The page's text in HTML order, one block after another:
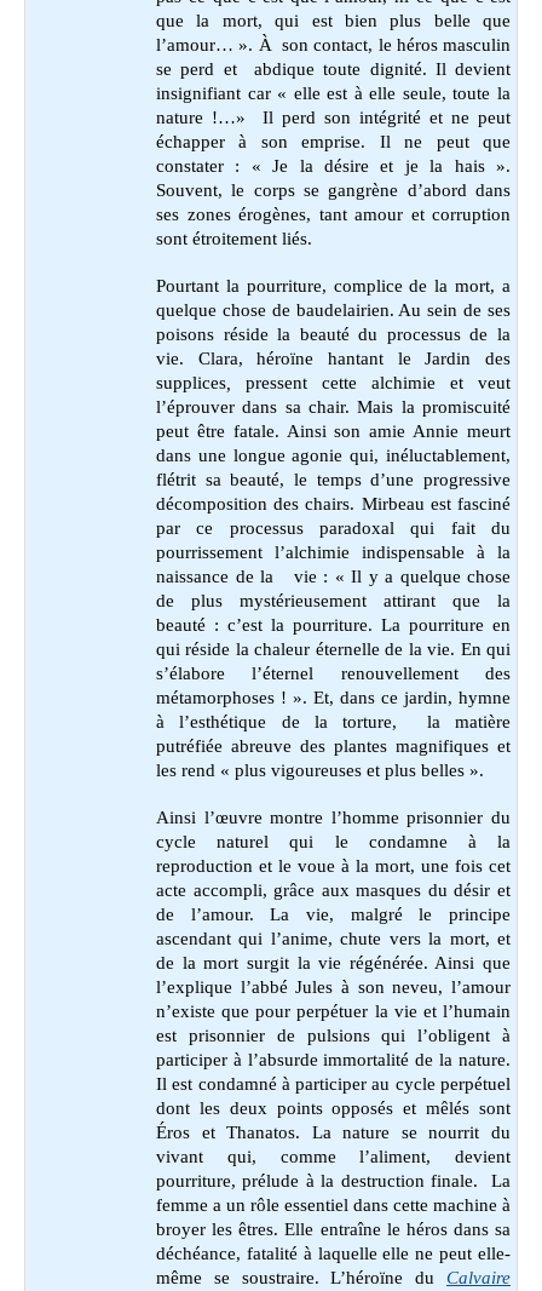
que la mort, qui est bien plus belle que
l’amour… ». À son contact, le héros masculin
se perd et abdique toute dignité. Il devient
insignifiant car « elle est à elle seule, toute la
nature !…» Il perd son intégrité et ne peut
échapper à son emprise. Il ne peut que
constater : « Je la désire et je la hais ».
Souvent, le corps se gangrène d’abord dans
ses zones érogènes, tant amour et corruption
sont étroitement liés.
Pourtant la pourriture, complice de la mort, a
quelque chose de baudelairien. Au sein de ses
poisons réside la beauté du processus de la
vie. Clara, héroïne hantant le Jardin des
supplices
pressent cette alchimie et veut
l’éprouver dans sa chair. Mais la promiscuité
peut être fatale. Ainsi son amie Annie meurt
dans une longue agonie qui, inéluctablement,
flétrit sa beauté, le temps d’une progressive
décomposition des chairs. Mirbeau est fasciné
par ce processus paradoxal qui fait du
pourrissement l’alchimie indispensable à la
naissance de la vie : « Il y a quelque chose
de plus mystérieusement attirant que la
beauté : c’est la pourriture. La pourriture en
qui réside la chaleur éternelle de la vie. En qui
s’élabore l’éternel renouvellement des
métamorphoses ! ». Et, dans ce jardin, hymne
à l’esthétique de la torture, la matière
putréfiée abreuve des plantes magnifiques et
les rend « plus vigoureuses et plus belles ».
Ainsi l’œuvre montre l’homme prisonnier du
cycle naturel qui le condamne à la
reproduction et le voue à la mort, une fois cet
acte accompli, grâce aux masques du désir et
de l’amour. La vie, malgré le principe
ascendant qui l’anime, chute vers la mort, et
de la mort surgit la vie régénérée. Ainsi que
l’explique l’abbé Jules à son neveu, l’amour
n’existe que pour perpétuer la vie et l’humain
est prisonnier de pulsions qui l’obligent à
participer à l’absurde immortalité de la nature.
Il est condamné à participer au cycle perpétuel
dont les deux points opposés et mêlés sont
Éros et Thanatos. La nature se nourrit du
vivant qui, comme l’aliment, devient
pourriture, prélude à la destruction finale. La
femme a un rôle essentiel dans cette machine à
broyer les êtres. Elle entraîne le héros dans sa
déchéance, fatalité à laquelle elle ne peut elle-
même se soustraire. L’héroïne du Calvaire